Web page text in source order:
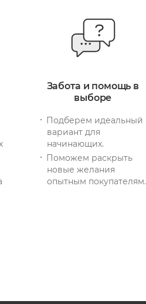
Забота и помощь в
выборе
Подберем идеальный
вариант для
начинающих.
Поможем раскрыть
новые желания
опытным покупателям.